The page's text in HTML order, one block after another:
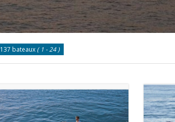
137 bateaux ( 1 - 24 )